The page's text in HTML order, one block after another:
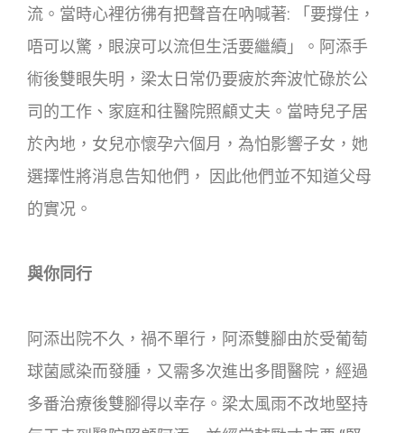
流。當時心裡彷彿有把聲音在吶喊著: 「要撐住，
唔可以驚，眼淚可以流但生活要繼續」。阿添手
術後雙眼失明，梁太日常仍要疲於奔波忙碌於公
司的工作、家庭和往醫院照顧丈夫。當時兒子居
於內地，女兒亦懷孕六個月，為怕影響子女，她
選擇性將消息告知他們， 因此他們並不知道父母
的實况。
與你同行
阿添出院不久，禍不單行，阿添雙腳由於受葡萄
球菌感染而發腫，又需多次進出多間醫院，經過
多番治療後雙腳得以幸存。梁太風雨不改地堅持